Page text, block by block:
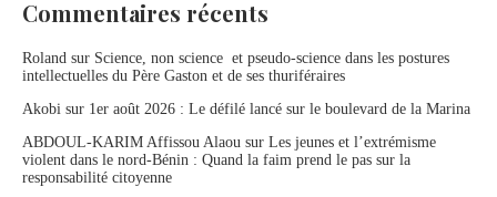
Commentaires récents
Roland sur Science, non science et pseudo-science dans les postures
intellectuelles du Père Gaston et de ses thuriféraires
Akobi sur 1er août 2026 : Le défilé lancé sur le boulevard de la Marina
ABDOUL-KARIM Affissou Alaou sur Les jeunes et l’extrémisme
violent dans le nord-Bénin : Quand la faim prend le pas sur la
responsabilité citoyenne